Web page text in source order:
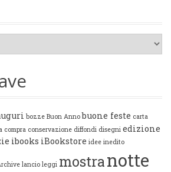
bozze Buon Anno buone feste carta
compra conservazione diffondi disegni edizione
ibooks iBookstore idee inedito
lancio leggi mostranotte